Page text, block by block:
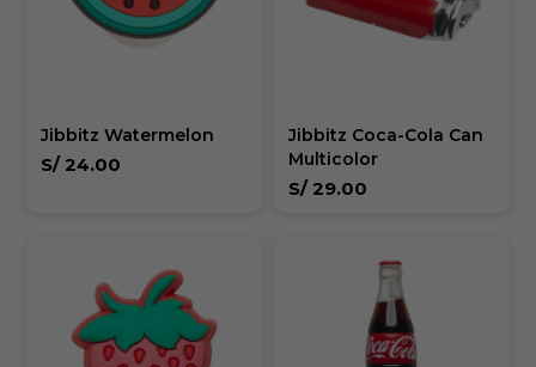
Jibbitz Watermelon
S/ 24.00
Jibbitz Coca-Cola Can
Multicolor
S/ 29.00